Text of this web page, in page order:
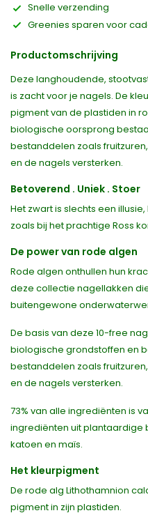
Snelle verzending
Greenies sparen voor
Productomschrijving
Deze langhoudende,
is zacht voor je nagels. De
pigment van de plastiden in
biologische oorsprong
bestanddelen zoals
en de nagels versterken.
Betoverend . Uniek . Stoer
Het zwart is slechts een
zoals bij het prachtige Ross
De power van rode algen
Rode algen onthullen hun
deze collectie nagellakken
buitengewone
De basis van deze 10-free
biologische grondstoffen en
bestanddelen zoals
en de nagels versterken.
73% van alle ingrediënten is
ingrediënten uit plantaardige
katoen en maïs.
Het kleurpigment
De rode alg Lithothamnion
pigment in zijn plastiden.